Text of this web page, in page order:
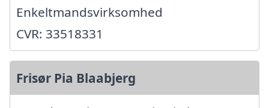
Enkeltmandsvirksomhed
CVR: 33518331
Frisør Pia Blaabjerg